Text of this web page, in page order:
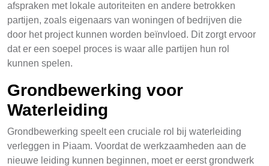
afspraken met lokale autoriteiten en andere betrokken
partijen, zoals eigenaars van woningen of bedrijven die
door het project kunnen worden beïnvloed. Dit zorgt ervoor
dat er een soepel proces is waar alle partijen hun rol
kunnen spelen.
Grondbewerking voor
Waterleiding
Grondbewerking speelt een cruciale rol bij waterleiding
verleggen in Piaam. Voordat de werkzaamheden aan de
nieuwe leiding kunnen beginnen, moet er eerst grondwerk